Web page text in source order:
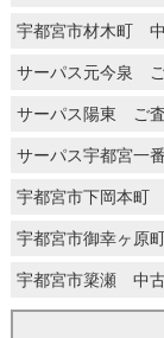
宇都宮市材木町
サーパス元今泉
サーパス陽東 ご
サーパス宇都宮一
宇都宮市下岡本町
宇都宮市御幸ヶ原
宇都宮市簗瀬 中